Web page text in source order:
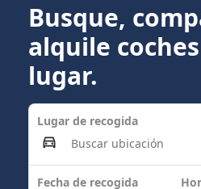
Busque,
alquile
lugar.
Lugar de recogida
Fecha de recogida